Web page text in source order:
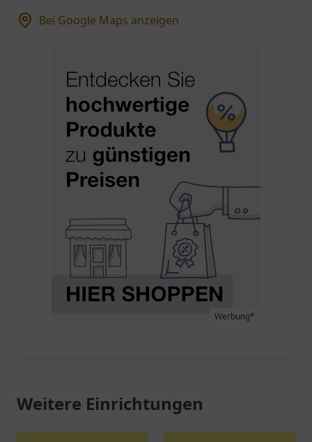
Bei Google Maps anzeigen
Werbung*
Weitere Einrichtungen